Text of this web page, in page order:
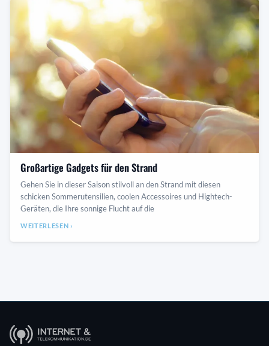
Großartige Gadgets für den Strand
Gehen Sie in dieser Saison stilvoll an den Strand mit diesen
schicken Sommerutensilien, coolen Accessoires und Hightech-
Geräten, die Ihre sonnige Flucht auf die
WEITERLESEN ›